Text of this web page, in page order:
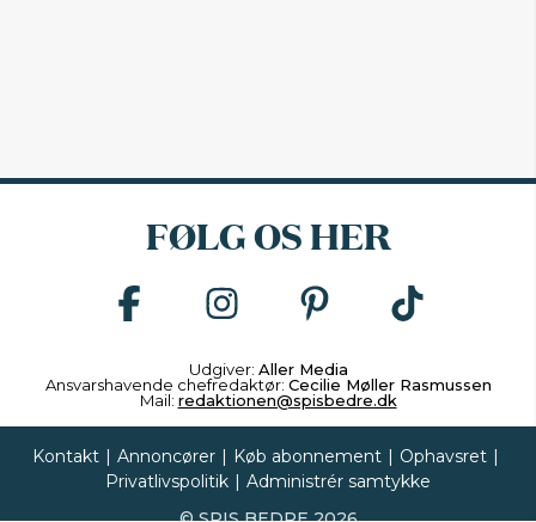
FØLG OS HER
Udgiver: Aller Media
Ansvarshavende chefredaktør: Cecilie Møller Rasmussen
Mail: redaktionen@spisbedre.dk
Kontakt | Annoncører | Køb abonnement | Ophavsret |
Privatlivspolitik | Administrér samtykke